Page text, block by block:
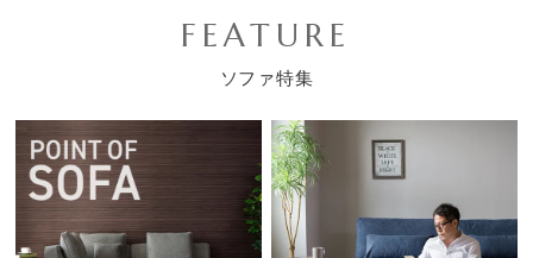
FEATURE
ソファ特集